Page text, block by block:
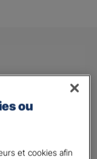
ou
et cookies afin